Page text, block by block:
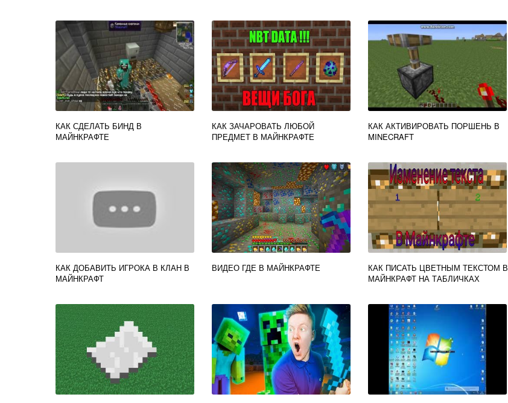
КАК СДЕЛАТЬ БИНД В
МАЙНКРАФТЕ
КАК ЗАЧАРОВАТЬ ЛЮБОЙ
ПРЕДМЕТ В МАЙНКРАФТЕ
КАК АКТИВИРОВАТЬ ПОРШЕНЬ В
MINECRAFT
КАК ДОБАВИТЬ ИГРОКА В КЛАН В
МАЙНКРАФТ
ВИДЕО ГДЕ В МАЙНКРАФТЕ
КАК ПИСАТЬ ЦВЕТНЫМ ТЕКСТОМ В
МАЙНКРАФТ НА ТАБЛИЧКАХ